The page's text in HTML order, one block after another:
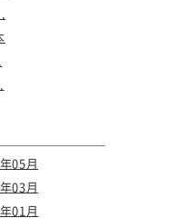
05月
03月
01月